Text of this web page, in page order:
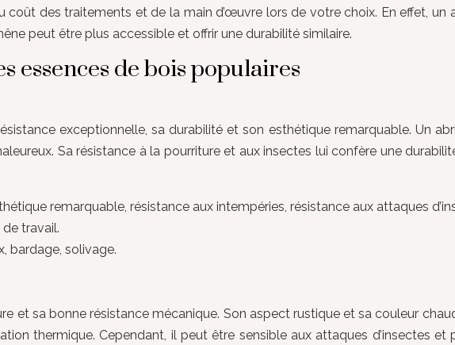
des traitements et de la main d’œuvre lors de votre choix. En effet,
peut être plus accessible et offrir une durabilité similaire.
essences de bois populaires
exceptionnelle, sa durabilité et son esthétique remarquable. Un
Sa résistance à la pourriture et aux insectes lui confère une
remarquable, résistance aux intempéries, résistance aux attaques
travail.
bardage, solivage.
et sa bonne résistance mécanique. Son aspect rustique et sa couleur
thermique. Cependant, il peut être sensible aux attaques d’insectes